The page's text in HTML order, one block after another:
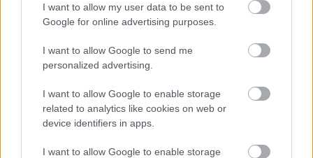
I want to allow my user data to be sent to
Google for online advertising purposes.
I want to allow Google to send me
personalized advertising.
I want to allow Google to enable storage
related to analytics like cookies on web or
device identifiers in apps.
I want to allow Google to enable storage
feledkezünk meg arról sem, hogyChaplin
-emlékév
áll előttünk, valamint klasszikusShakespeare
darabbal is készülünk. A gyermekeknek továbbra is
a Babszem Jankó Gyermekszínházzal közösen
kínálunk produkciót. A stúdiószínpadon egyebek
között kortárs ősbemutató és monodráma szerepel
majd. S remélem, április közepe táján újra meg
tudjuk hirdetni a bérleteket, hogy ismét olyan nézői
csúcsokat közelíthessünk meg, mint a most futó
évadban" - mondtaBlaskó Balázs.